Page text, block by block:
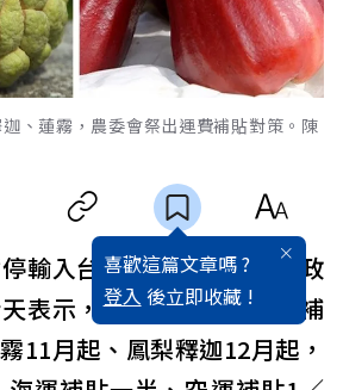
、蓮霧，農委會祭出運費補貼對策。陳
喜歡這篇文章嗎 ?
登入 後立即收藏 !
輸入台灣釋迦、蓮霧，行政
表示，外銷獎勵有關運費補
11月起、鳳梨釋迦12月起，